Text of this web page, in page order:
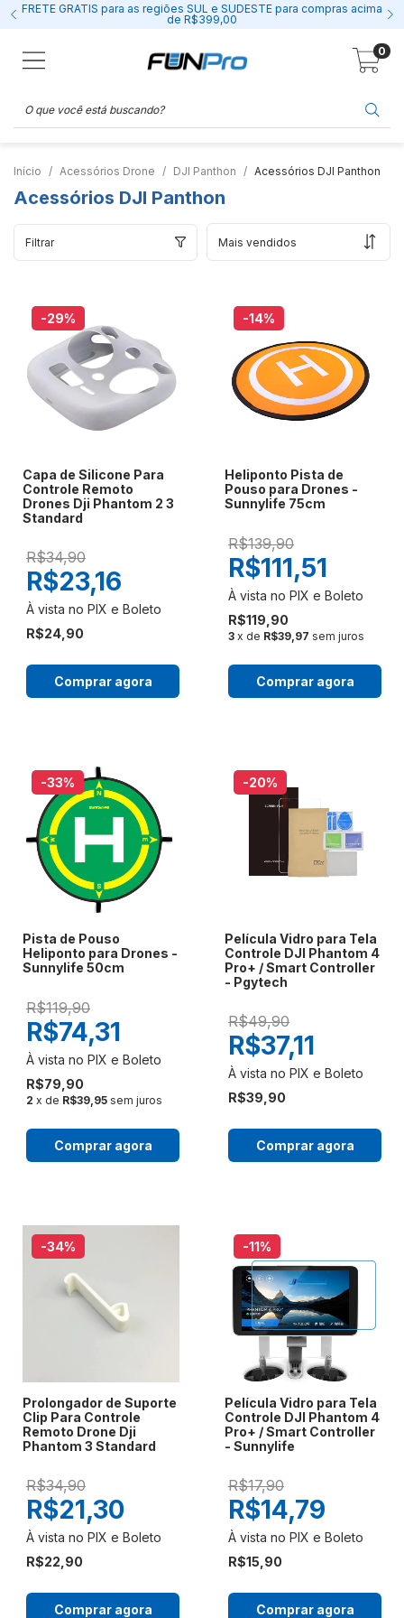
FRETE GRÁTIS para as regiões SUL e SUDESTE para compras acima
de R$399,00
0
Início Acessórios Drone DJI Panthon Acessórios DJI Panthon
Acessórios DJI Panthon
Filtrar
-29%
Capa de Silicone Para
Controle Remoto
Drones Dji Phantom 2 3
Standard
R$34,90
R$24,90
R$23,16
Comprar agora
-14%
Heliponto Pista de
Pouso para Drones -
Sunnylife 75cm
R$139,90
R$119,90
R$111,51
3 x de R$39,97 sem juros
Comprar agora
-33%
Pista de Pouso
Heliponto para Drones -
Sunnylife 50cm
R$119,90
R$79,90
R$74,31
2 x de R$39,95 sem juros
Comprar agora
-20%
Película Vidro para Tela
Controle DJI Phantom 4
Pro+ / Smart Controller
- Pgytech
R$49,90
R$39,90
R$37,11
Comprar agora
-34%
Prolongador de Suporte
Clip Para Controle
Remoto Drone Dji
Phantom 3 Standard
R$34,90
R$22,90
R$21,30
Comprar agora
-11%
Película Vidro para Tela
Controle DJI Phantom 4
Pro+ / Smart Controller
- Sunnylife
R$17,90
R$15,90
R$14,79
Comprar agora